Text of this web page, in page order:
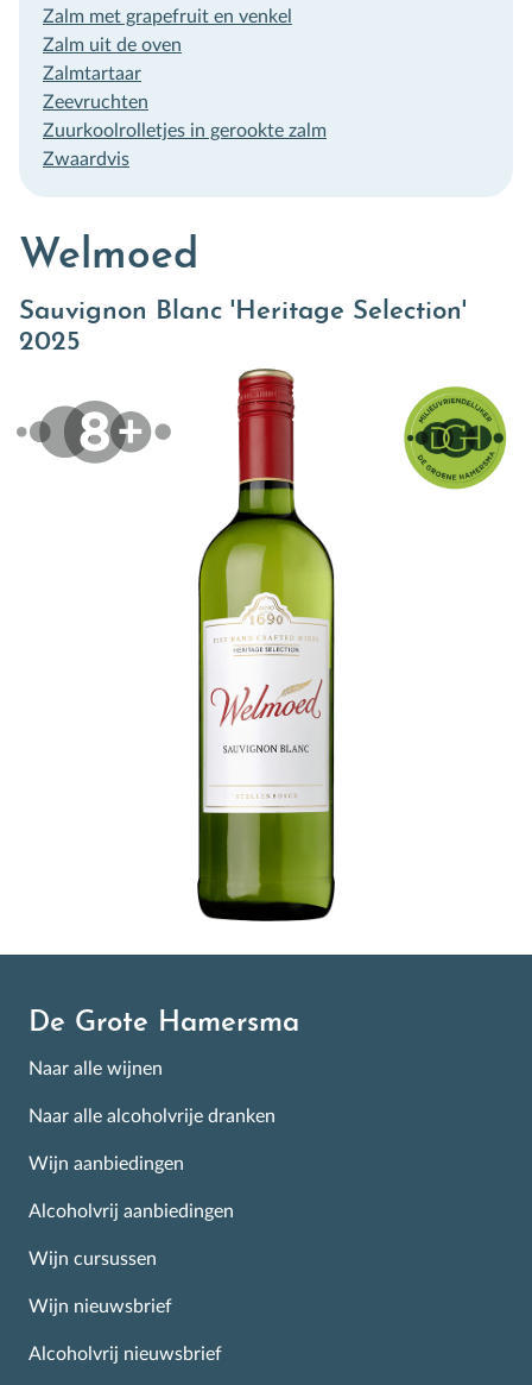
Zalm met grapefruit en venkel
Zalm uit de oven
Zalmtartaar
Zeevruchten
Zuurkoolrolletjes in gerookte zalm
Zwaardvis
Welmoed
Sauvignon Blanc 'Heritage Selection'
2025
De Grote Hamersma
Naar alle wijnen
Naar alle alcoholvrije dranken
Wijn aanbiedingen
Alcoholvrij aanbiedingen
Wijn cursussen
Wijn nieuwsbrief
Alcoholvrij nieuwsbrief